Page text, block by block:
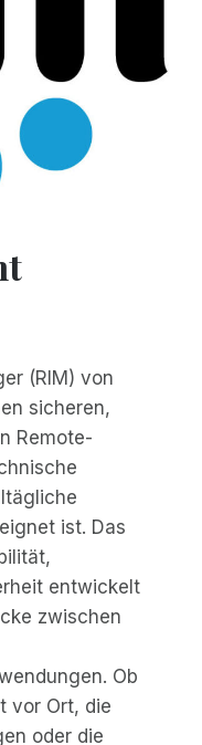
(RIM) von
sicheren,
Remote-
ist. Das
entwickelt
zwischen
Ob
vor Ort, die
oder die